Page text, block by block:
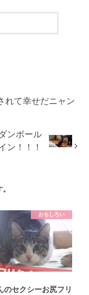
れて幸せだニャン
ンボール
ン！！！
おもしろい
のセクシーお尻フリ